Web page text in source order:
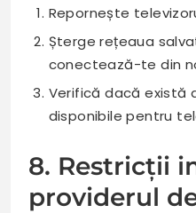
Repornește
Șterge rețeaua
conectează-te din
Verifică dacă există
disponibile pentru
8. Restricții
providerul